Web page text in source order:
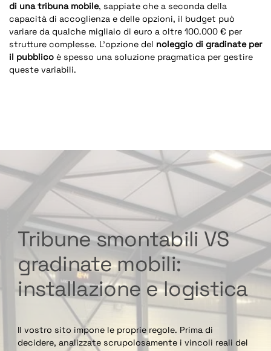
di una tribuna mobile, sappiate che a seconda della
capacità di accoglienza e delle opzioni, il budget può
variare da qualche migliaio di euro a oltre 100.000 € per
strutture complesse. L’opzione del noleggio di gradinate per
il pubblico è spesso una soluzione pragmatica per gestire
queste variabili.
Tribune smontabili VS
gradinate mobili:
installazione e logistica
Il vostro sito impone le proprie regole. Prima di
decidere, analizzate scrupolosamente i vincoli reali del